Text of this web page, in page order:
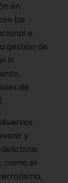
en
las
e
gestión de
IX
de
y
como el